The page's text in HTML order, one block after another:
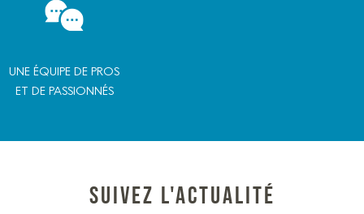
UNE ÉQUIPE DE PROS
ET DE PASSIONNÉS
Suivez l'actualité